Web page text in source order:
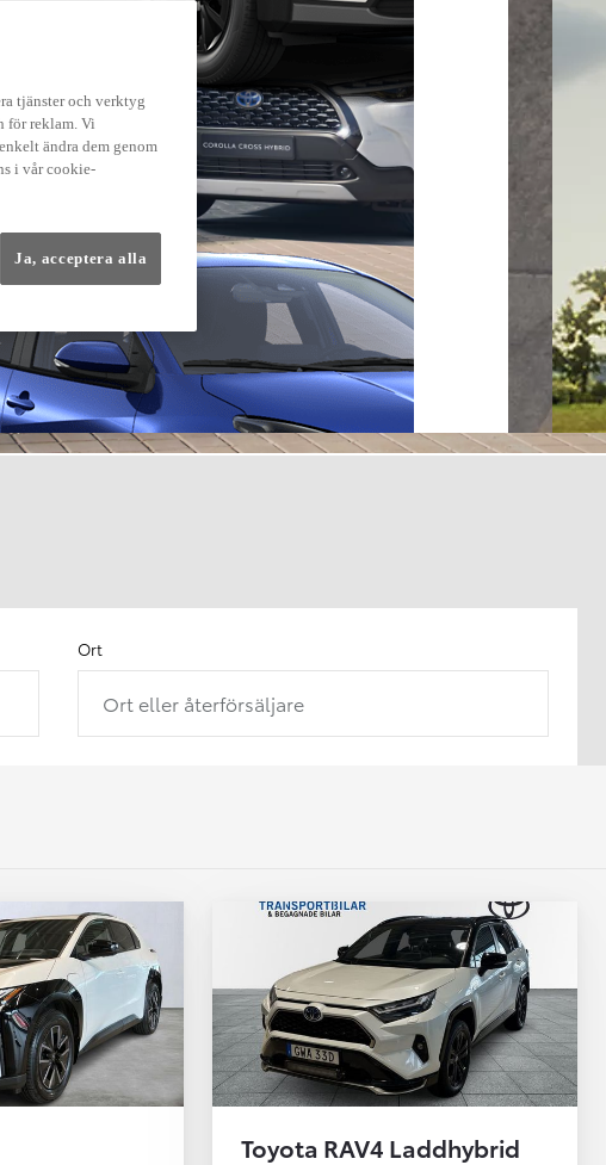
Ort
Ort eller återförsäljare
Toyota RAV4 Laddhybrid
tjänster och verktyg
för reklam. Vi
ändra dem genom
i vår cookie-
Ja, acceptera alla